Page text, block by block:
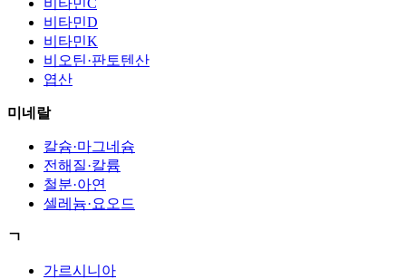
비타민D
비타민K
비오틴·판토텐산
엽산
미네랄
칼슘·마그네슘
전해질·칼륨
철분·아연
셀레늄·요오드
ㄱ
가르시니아